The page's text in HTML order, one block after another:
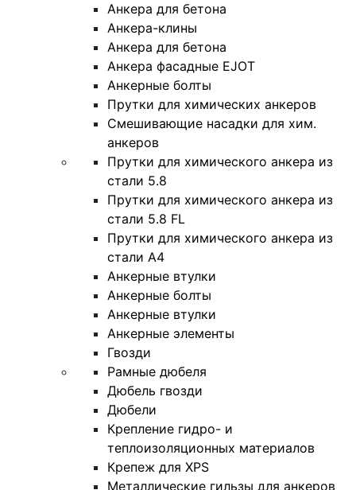
Анкера для бетона
Анкера-клины
Анкера для бетона
Анкера фасадные EJOT
Анкерные болты
Прутки для химических анкеров
Смешивающие насадки для хим.
анкеров
Прутки для химического анкера из
стали 5.8
Прутки для химического анкера из
стали 5.8 FL
Прутки для химического анкера из
стали А4
Анкерные втулки
Анкерные болты
Анкерные втулки
Анкерные элементы
Гвозди
Рамные дюбеля
Дюбель гвозди
Дюбели
Крепление гидро- и
теплоизоляционных материалов
Крепеж для XPS
Металлические гильзы для анкеров